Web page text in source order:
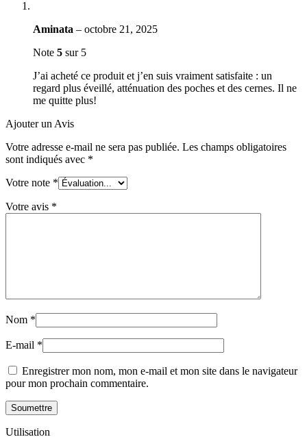
Aminata – octobre 21, 2025
Note 5 sur 5
J’ai acheté ce produit et j’en suis vraiment satisfaite : un
regard plus éveillé, atténuation des poches et des cernes. Il ne
me quitte plus!
Ajouter un Avis
Votre adresse e-mail ne sera pas publiée. Les champs obligatoires
sont indiqués avec *
Votre note *
Votre avis *
Nom *
E-mail *
Enregistrer mon nom, mon e-mail et mon site dans le navigateur
pour mon prochain commentaire.
Utilisation